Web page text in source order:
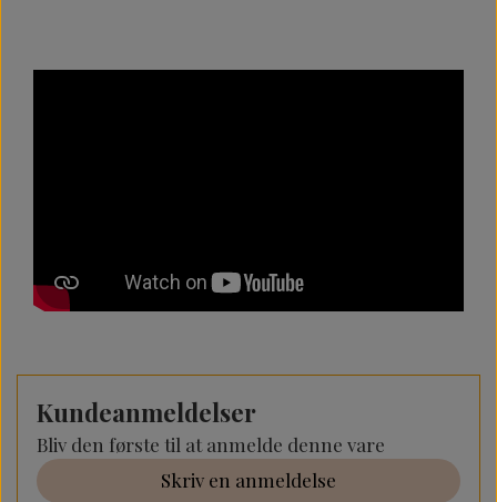
Kundeanmeldelser
Bliv den første til at anmelde denne vare
Skriv en anmeldelse